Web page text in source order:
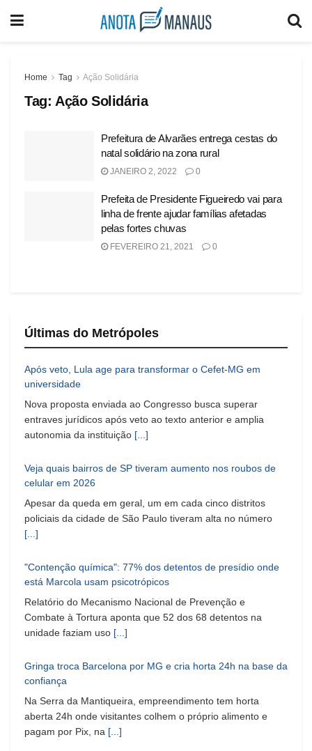
Home Tag Ação Solidária
Tag: Ação Solidária
Prefeitura de Alvarães entrega cestas do
natal solidário na zona rural
JANEIRO 2, 2022 0
Prefeita de Presidente Figueiredo vai para
linha de frente ajudar famílias afetadas
pelas fortes chuvas
FEVEREIRO 21, 2021 0
Últimas do Metrópoles
Após veto, Lula age para transformar o Cefet-MG em
universidade
Nova proposta enviada ao Congresso busca superar
entraves jurídicos após veto ao texto anterior e amplia
autonomia da instituição [...]
Veja quais bairros de SP tiveram aumento nos roubos de
celular em 2026
Apesar da queda em geral, um em cada cinco distritos
policiais da cidade de São Paulo tiveram alta no número
[...]
"Contenção química": 77% dos detentos de presídio onde
está Marcola usam psicotrópicos
Relatório do Mecanismo Nacional de Prevenção e
Combate à Tortura aponta que 52 dos 68 detentos na
unidade faziam uso [...]
Gringa troca Barcelona por MG e cria horta 24h na base da
confiança
Na Serra da Mantiqueira, empreendimento tem horta
aberta 24h onde visitantes colhem o próprio alimento e
pagam por Pix, na [...]